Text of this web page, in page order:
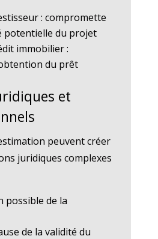
: compromette
potentielle du projet
immobilier :
du prêt
et
peuvent créer
juridiques complexes
possible de la
de la validité du